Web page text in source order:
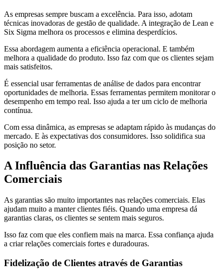
As empresas sempre buscam a excelência. Para isso, adotam
técnicas inovadoras de gestão de qualidade. A integração de Lean e
Six Sigma melhora os processos e elimina desperdícios.
Essa abordagem aumenta a eficiência operacional. E também
melhora a qualidade do produto. Isso faz com que os clientes sejam
mais satisfeitos.
É essencial usar ferramentas de análise de dados para encontrar
oportunidades de melhoria. Essas ferramentas permitem monitorar o
desempenho em tempo real. Isso ajuda a ter um ciclo de melhoria
contínua.
Com essa dinâmica, as empresas se adaptam rápido às mudanças do
mercado. E às expectativas dos consumidores. Isso solidifica sua
posição no setor.
A Influência das Garantias nas Relações
Comerciais
As garantias são muito importantes nas relações comerciais. Elas
ajudam muito a manter clientes fiéis. Quando uma empresa dá
garantias claras, os clientes se sentem mais seguros.
Isso faz com que eles confiem mais na marca. Essa confiança ajuda
a criar relações comerciais fortes e duradouras.
Fidelização de Clientes através de Garantias